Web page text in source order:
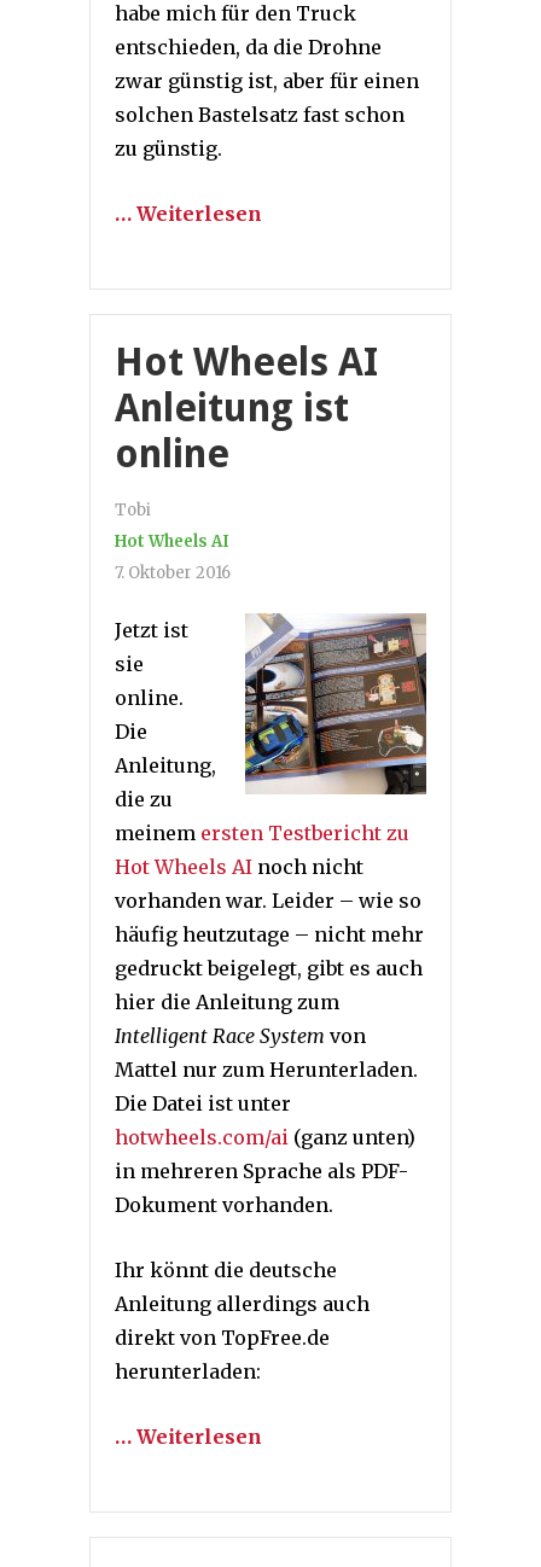
habe mich für den Truck
entschieden, da die Drohne
zwar günstig ist, aber für einen
solchen Bastelsatz fast schon
zu günstig.
… Weiterlesen
Hot Wheels AI
Anleitung ist
online
Tobi
Hot Wheels AI
7. Oktober 2016
Jetzt ist
sie
online.
Die
Anleitung,
die zu
meinem ersten Testbericht zu
Hot Wheels AI noch nicht
vorhanden war. Leider – wie so
häufig heutzutage – nicht mehr
gedruckt beigelegt, gibt es auch
hier die Anleitung zum
Intelligent Race System von
Mattel nur zum Herunterladen.
Die Datei ist unter
hotwheels.com/ai (ganz unten)
in mehreren Sprache als PDF-
Dokument vorhanden.
Ihr könnt die deutsche
Anleitung allerdings auch
direkt von TopFree.de
herunterladen:
… Weiterlesen